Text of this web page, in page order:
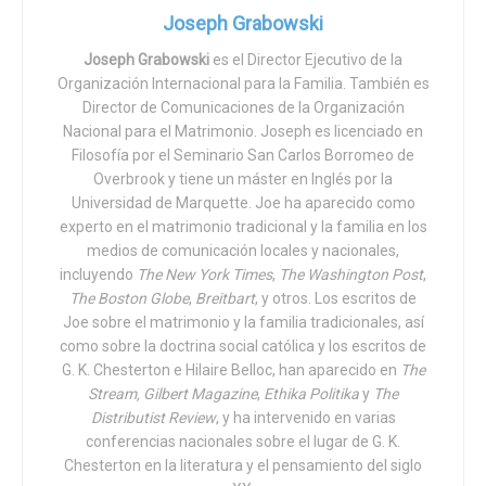
flagrantes y trágicas inconsistencias. Al final, nuestra
naturaleza pecaminosa también influye en nuestras
definiciones, y frases como «el más vulnerable» o «el
derecho de la mujer a elegir» o «morir con dignidad»
pierden su sentido, o más bien adquieren cualquier
significado que el orador individual les asigne. «La
sabiduría de este mundo es locura ante Dios», advirtió el
Apóstol Pablo.
Ciertamente, este es un mundo perdido, un mundo en el
que el pecado y por lo tanto la muerte han entrado. Y a
veces el hombre se ve obligado a tomar decisiones que
determinan la vida o la muerte, decisiones tales como ir a
la guerra, o cuándo suspender el tratamiento de alguien en
estado vegetativo. Pero hay una gran y significativa
diferencia entre suspender el tratamiento de alguien que
está enfermo y administrar nuevos medicamentos para
while awaiting an announcement for his re-appointment.
The new petition aims to encourage the European
Commission to act quickly in filling such a vital position,
as needed now as ever, as many observers warn about
the curtailment of religious freedom rights seen in many
countries as part of the response to the coronavirus
pandemic.
Figeľ has been a powerful force for protecting persecuted
religious individuals and minority populations around the
world. Part of his effectiveness stems from his unique
candor and wit. For example, heonce called for increased
«religious literacy»in the age of digital literacy, noting how
global solidarity for religious communities lags behind
other trends of globalization. In the same remarks, he
shrewdly linked the «roots of the refugee crisis» — a
problem so much remarked upon — with the less-often
Joseph Grabowski
Joseph Grabowski es el Director Ejecutivo de la
Organización Internacional para la Familia. También es
Director de Comunicaciones de la Organización
Nacional para el Matrimonio. Joseph es licenciado en
Filosofía por el Seminario San Carlos Borromeo de
Overbrook y tiene un máster en Inglés por la
Universidad de Marquette. Joe ha aparecido como
experto en el matrimonio tradicional y la familia en los
medios de comunicación locales y nacionales,
incluyendo The New York Times, The Washington Post,
The Boston Globe, Breitbart, y otros. Los escritos de
Joe sobre el matrimonio y la familia tradicionales, así
como sobre la doctrina social católica y los escritos de
G. K. Chesterton e Hilaire Belloc, han aparecido en The
Stream, Gilbert Magazine, Ethika Politikay The
Distributist Review, y ha intervenido en varias
conferencias nacionales sobre el lugar de G. K.
Chesterton en la literatura y el pensamiento del siglo